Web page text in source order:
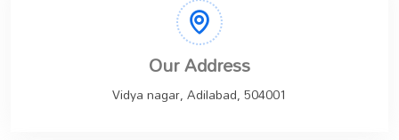
Our Address
Vidya nagar, Adilabad, 504001